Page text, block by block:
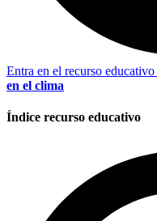
Entra en el recurso educativo
en el clima
Índice recurso educativo